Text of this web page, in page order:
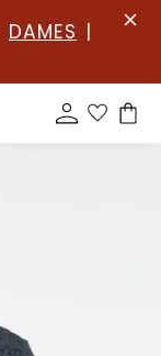
DAMES |